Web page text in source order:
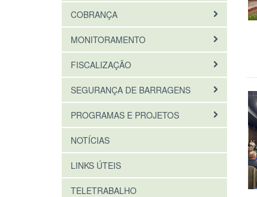
COBRANÇA
MONITORAMENTO
FISCALIZAÇÃO
SEGURANÇA DE BARRAGENS
PROGRAMAS E PROJETOS
NOTÍCIAS
LINKS ÚTEIS
TELETRABALHO